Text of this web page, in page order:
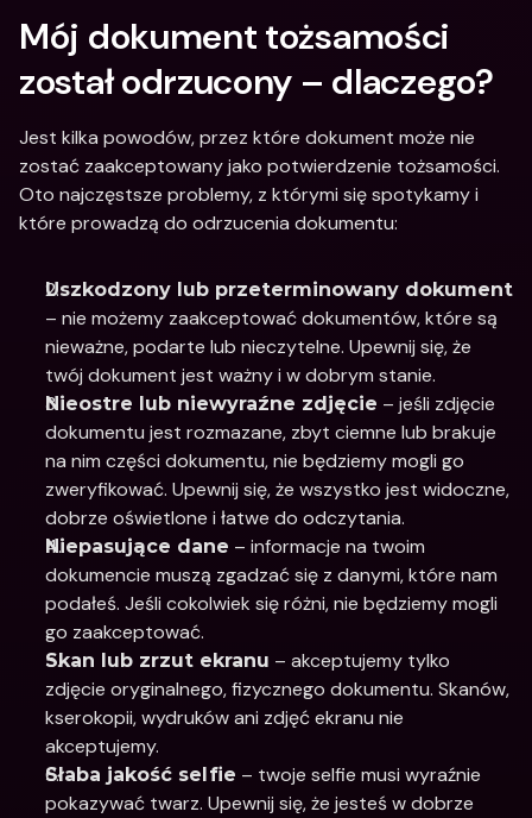
Mój dokument tożsamości
został odrzucony – dlaczego?
Jest kilka powodów, przez które dokument może nie
zostać zaakceptowany jako potwierdzenie tożsamości.
Oto najczęstsze problemy, z którymi się spotykamy i
które prowadzą do odrzucenia dokumentu:
Uszkodzony lub przeterminowany dokument
– nie możemy zaakceptować dokumentów, które są
nieważne, podarte lub nieczytelne. Upewnij się, że
twój dokument jest ważny i w dobrym stanie.
Nieostre lub niewyraźne zdjęcie – jeśli zdjęcie
dokumentu jest rozmazane, zbyt ciemne lub brakuje
na nim części dokumentu, nie będziemy mogli go
zweryfikować. Upewnij się, że wszystko jest widoczne,
dobrze oświetlone i łatwe do odczytania.
Niepasujące dane – informacje na twoim
dokumencie muszą zgadzać się z danymi, które nam
podałeś. Jeśli cokolwiek się różni, nie będziemy mogli
go zaakceptować.
Skan lub zrzut ekranu – akceptujemy tylko
zdjęcie oryginalnego, fizycznego dokumentu. Skanów,
kserokopii, wydruków ani zdjęć ekranu nie
akceptujemy.
Słaba jakość selfie – twoje selfie musi wyraźnie
pokazywać twarz. Upewnij się, że jesteś w dobrze